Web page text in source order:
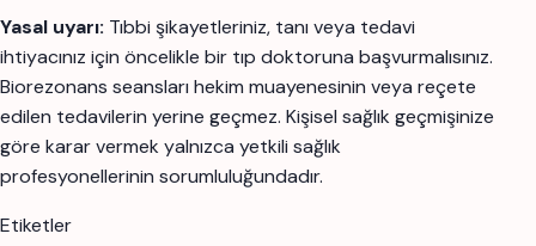
Yasal uyarı: Tıbbi şikayetleriniz, tanı veya tedavi
ihtiyacınız için öncelikle bir tıp doktoruna başvurmalısınız.
Biorezonans seansları hekim muayenesinin veya reçete
edilen tedavilerin yerine geçmez. Kişisel sağlık geçmişinize
göre karar vermek yalnızca yetkili sağlık
profesyonellerinin sorumluluğundadır.
Etiketler